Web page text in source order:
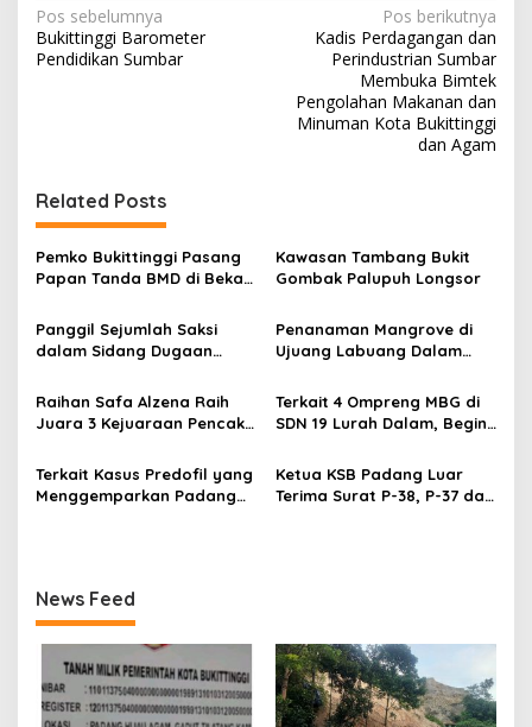
N
a
a
s
i
p
o
s
Pos sebelumnya
Bukittinggi Barometer
Pendidikan Sumbar
Pos berikutnya
Kadis Perdagangan dan
Perindustrian Sumbar
Membuka Bimtek
Pengolahan Makanan dan
Minuman Kota Bukittinggi
dan Agam
Related Posts
Pemko Bukittinggi Pasang
Papan Tanda BMD di Bekas
Kawasan Tambang Bukit
Gombak Palupuh Longsor
Panggil Sejumlah Saksi
dalam Sidang Dugaan
Terdakwa Haji DS
Penanaman Mangrove di
Ujuang Labuang Dalam
Sedunia
Raihan Safa Alzena Raih
Juara 3 Kejuaraan Pencak
Sumatera Barat
Terkait 4 Ompreng MBG di
SDN 19 Lurah Dalam, Begini
Terkait Kasus Predofil yang
Menggemparkan Padang
Ketua KSB Padang Luar
Terima Surat P-38, P-37 dari
News Feed